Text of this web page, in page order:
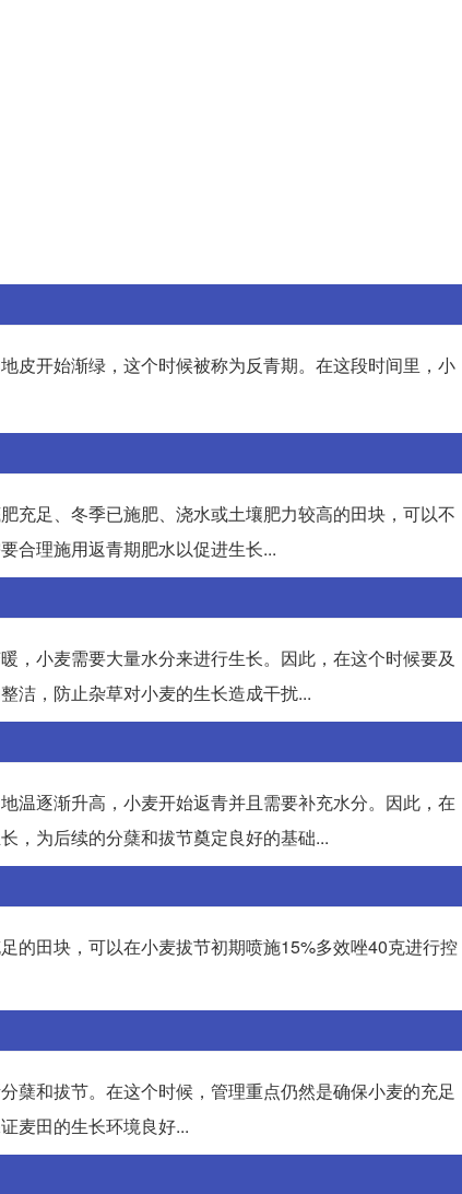
皮开始渐绿，这个时候被称为反青期。在这段时间里，小
充足、冬季已施肥、浇水或土壤肥力较高的田块，可以不
合理施用返青期肥水以促进生长...
，小麦需要大量水分来进行生长。因此，在这个时候要及
洁，防止杂草对小麦的生长造成干扰...
温逐渐升高，小麦开始返青并且需要补充水分。因此，在
，为后续的分蘖和拔节奠定良好的基础...
的田块，可以在小麦拔节初期喷施15%多效唑40克进行控
蘖和拔节。在这个时候，管理重点仍然是确保小麦的充足
麦田的生长环境良好...